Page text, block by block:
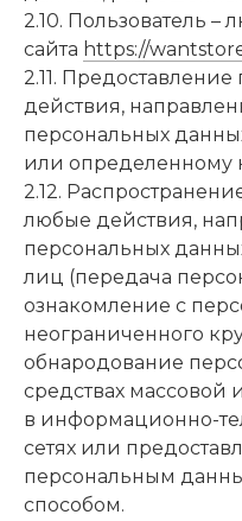
2.10. Пользователь –
сайта https://
2.11.
действия,
персональных
или определенному
2.12.
любые действия,
персональных
лиц (передача
ознакомление с
неограниченного
обнародование
средствах
в информационно-
сетях или
персональным
способом.